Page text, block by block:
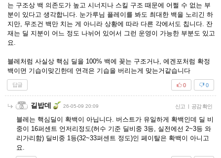
는 구조상 백 의존도가 높고 시너지나 스킬 구조 때문에 어쩔 수 없는 부
분이 있다고 생각합니다. 눈가루님 플레이를 봐도 최대한 백을 노리긴 하
지만, 무조건 백만 치는 게 아니라 상황에 따라 다른 각에서도 칩니다. 잔
재는 딜 지분이 어느 정도 나뉘어 있어서 그런 운영이 가능한 부분도 있고
요.
블레처럼 사실상 핵심 딜을 100% 백에 꽂는 구조거나, 에겐포처럼 확정
백이면 기습이맞긴한데 연격은 기습을 버리는게 맞는거같습니다
답글 0
0
길밥데 26-05-09 20:09 신고 | 공감 확인
블레는 핵심딜이 확백이 아닙니다. 버스트가 유일하게 확백인데 딜 비
중이 16퍼센트 언저리정도(허수 기준 딜비중 3등, 실전에선 2~3등 와
리가리함) 딜비중 1등(32~33퍼센트 정도)인 페이탈은 확백이 아니고
요.